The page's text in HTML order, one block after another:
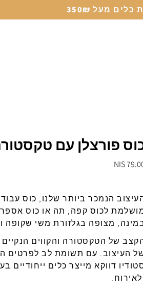
מעל 350₪
פורצלן עם
79.00
הנמכר ביותר שלנו, כוס
לכוס קפה, תה או כוס
, מצופה בגלזורת משי שקופה
של הטקסטורה והקווים הנקיים
העיצוב. עם תשומת לב לפרטים
דווקא מייצר כלים ייחודיים